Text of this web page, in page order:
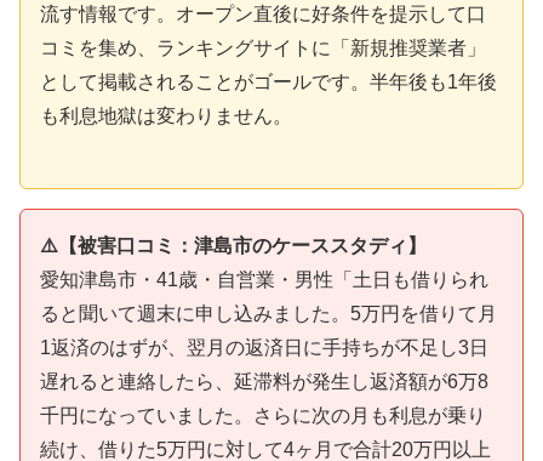
流す情報です。オープン直後に好条件を提示して口
コミを集め、ランキングサイトに「新規推奨業者」
として掲載されることがゴールです。半年後も1年後
も利息地獄は変わりません。
⚠️【被害口コミ：津島市のケーススタディ】
愛知津島市・41歳・自営業・男性「土日も借りられ
ると聞いて週末に申し込みました。5万円を借りて月
1返済のはずが、翌月の返済日に手持ちが不足し3日
遅れると連絡したら、延滞料が発生し返済額が6万8
千円になっていました。さらに次の月も利息が乗り
続け、借りた5万円に対して4ヶ月で合計20万円以上